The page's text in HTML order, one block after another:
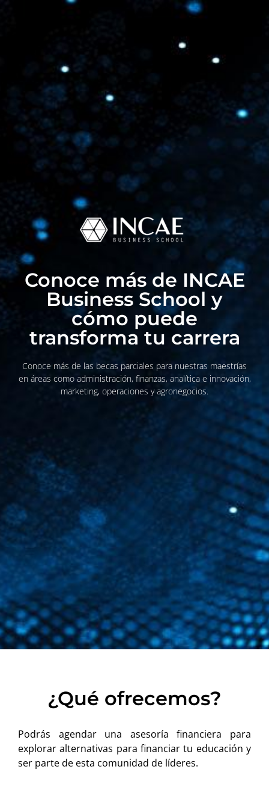
Conoce más de INCAE
Business School y
cómo puede
transforma tu carrera
Conoce más de las becas parciales para nuestras maestrías
en áreas como administración, finanzas, analítica e innovación,
marketing, operaciones y agronegocios.
¿Qué ofrecemos?
Podrás agendar una asesoría financiera para
explorar alternativas para financiar tu educación y
ser parte de esta comunidad de líderes.